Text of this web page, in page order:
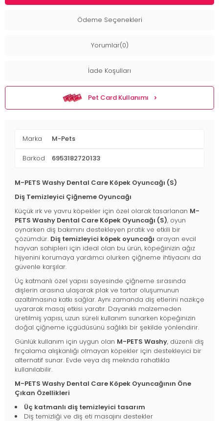
Ödeme Seçenekleri
Yorumlar(0)
İade Koşulları
Pet Card Kullanımı
Marka M-Pets
Barkod 6953182720133
M-PETS Washy Dental Care Köpek Oyuncağı (S)
Diş Temizleyici Çiğneme Oyuncağı
Küçük ırk ve yavru köpekler için özel olarak tasarlanan M-
PETS Washy Dental Care Köpek Oyuncağı (S), oyun
oynarken diş bakımını destekleyen pratik ve etkili bir
çözümdür. Diş temizleyici köpek oyuncağı arayan evcil
hayvan sahipleri için ideal olan bu ürün, köpeğinizin ağız
hijyenini korumaya yardımcı olurken çiğneme ihtiyacını da
güvenle karşılar.
Üç katmanlı özel yapısı sayesinde çiğneme sırasında
dişlerin arasına ulaşarak plak ve tartar oluşumunun
azaltılmasına katkı sağlar. Aynı zamanda diş etlerini nazikçe
uyararak masaj etkisi yaratır. Dayanıklı malzemeden
üretilmiş yapısı, uzun süreli kullanım sunarken köpeğinizin
doğal çiğneme içgüdüsünü sağlıklı bir şekilde yönlendirir.
Günlük kullanım için uygun olan M-PETS Washy, düzenli diş
fırçalama alışkanlığı olmayan köpekler için destekleyici bir
alternatif sunar. Evde veya dış meknda rahatlıkla
kullanılabilir.
M-PETS Washy Dental Care Köpek Oyuncağının Öne
Çıkan Özellikleri
Üç katmanlı diş temizleyici tasarım
Diş temizliği ve diş eti masajını destekler